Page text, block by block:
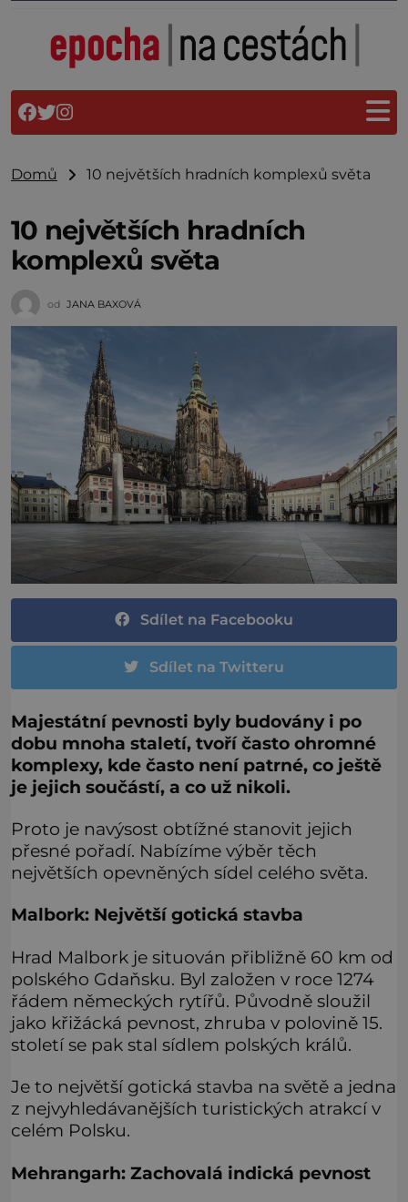
Domů 10 největších hradních komplexů světa
10 největších hradních
komplexů světa
od JANA BAXOVÁ
Sdílet na Facebooku
Sdílet na Twitteru
Majestátní pevnosti byly budovány i po
dobu mnoha staletí, tvoří často ohromné
komplexy, kde často není patrné, co ještě
je jejich součástí, a co už nikoli.
Proto je navýsost obtížné stanovit jejich
přesné pořadí. Nabízíme výběr těch
největších opevněných sídel celého světa.
Malbork: Největší gotická stavba
Hrad Malbork je situován přibližně 60 km od
polského Gdaňsku. Byl založen v roce 1274
řádem německých rytířů. Původně sloužil
jako křižácká pevnost, zhruba v polovině 15.
století se pak stal sídlem polských králů.
Je to největší gotická stavba na světě a jedna
z nejvyhledávanějších turistických atrakcí v
celém Polsku.
Mehrangarh: Zachovalá indická pevnost